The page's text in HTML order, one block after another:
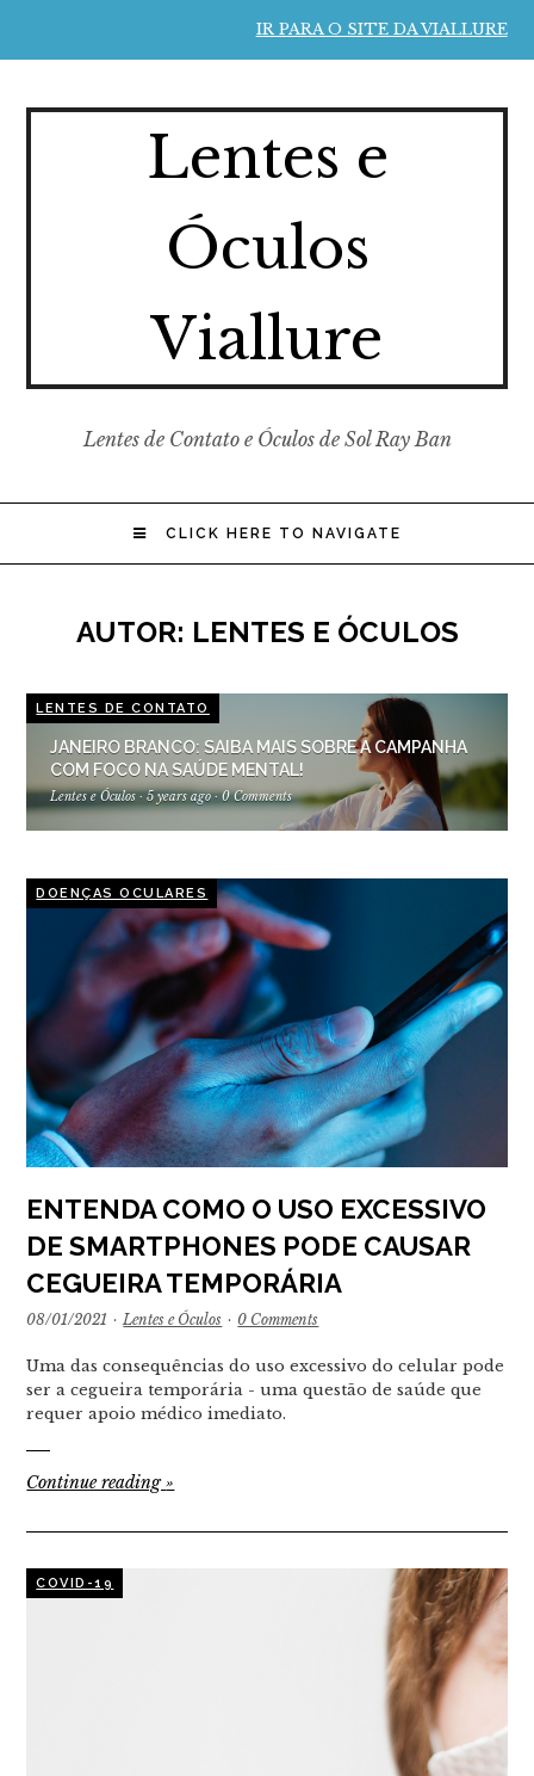
IR PARA O SITE DA VIALLURE
Lentes e
Óculos
Viallure
Lentes de Contato e Óculos de Sol Ray Ban
CLICK HERE TO NAVIGATE
AUTOR: LENTES E ÓCULOS
LENTES DE CONTATO
JANEIRO BRANCO: SAIBA MAIS SOBRE A CAMPANHA
COM FOCO NA SAÚDE MENTAL!
Lentes e Óculos · 5 years ago · 0 Comments
DOENÇAS OCULARES
ENTENDA COMO O USO EXCESSIVO
DE SMARTPHONES PODE CAUSAR
CEGUEIRA TEMPORÁRIA
08/01/2021 · Lentes e Óculos · 0 Comments
Uma das consequências do uso excessivo do celular pode
ser a cegueira temporária - uma questão de saúde que
requer apoio médico imediato.
Continue reading»
COVID-19